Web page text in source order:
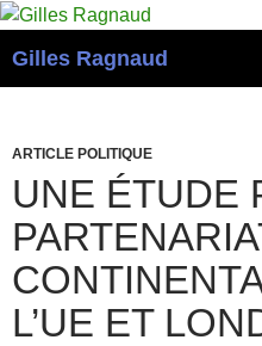
Gilles Ragnaud
ARTICLE POLITIQUE
UNE ÉTUDE
L’UE ET